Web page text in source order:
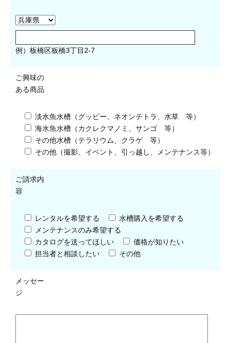
例）板橋区板橋3丁目2-7
ご興味の
ある商品
淡水魚水槽（グッピー、ネオンテトラ、水草 等）
海水魚水槽（カクレクマノミ、サンゴ 等）
その他水槽（テラリウム、クラゲ 等）
その他（撮影、イベント、引っ越し、メンテナンス等）
ご請求内
容
レンタルを希望する
水槽購入を希望する
メンテナンスのみ希望する
カタログを送ってほしい
価格が知りたい
担当者と相談したい
その他
メッセー
ジ